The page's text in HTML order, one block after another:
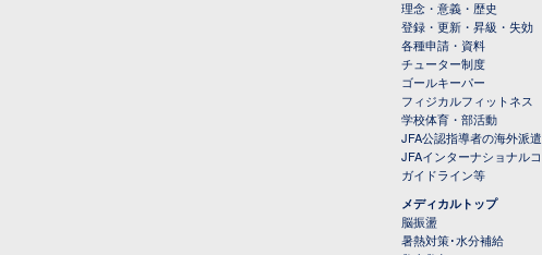
理念・意義・歴史
登録・更新・昇級・失効
各種申請・資料
チューター制度
ゴールキーパー
フィジカルフィットネス
学校体育・部活動
JFA公認指導者の海外派遣
JFAインターナショナル
ガイドライン等
メディカルトップ
脳振盪
暑熱対策･水分補給